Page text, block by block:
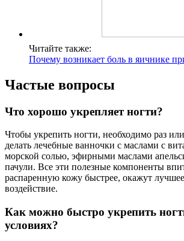
Читайте также:
Почему возникает боль в яичнике
Частые вопросы
Что хорошо укрепляет ногти?
Чтобы укрепить ногти, необходимо раз
делать лечебные ванночки с маслами с
морской солью, эфирными маслами
пачули. Все эти полезные компоненты
распаренную кожу быстрее, окажут
воздействие.
Как можно быстро укрепить
условиях?